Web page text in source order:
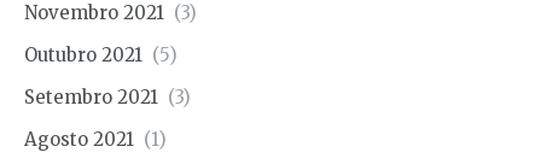
Novembro 2021 (3)
Outubro 2021 (5)
Setembro 2021 (3)
Agosto 2021 (1)